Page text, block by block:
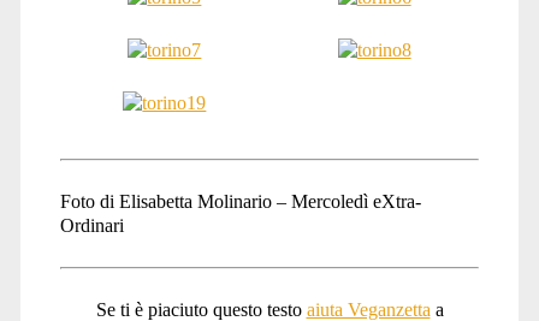
Foto di Elisabetta Molinario – Mercoledì eXtra-
Ordinari
Se ti è piaciuto questo testo aiuta Veganzetta a